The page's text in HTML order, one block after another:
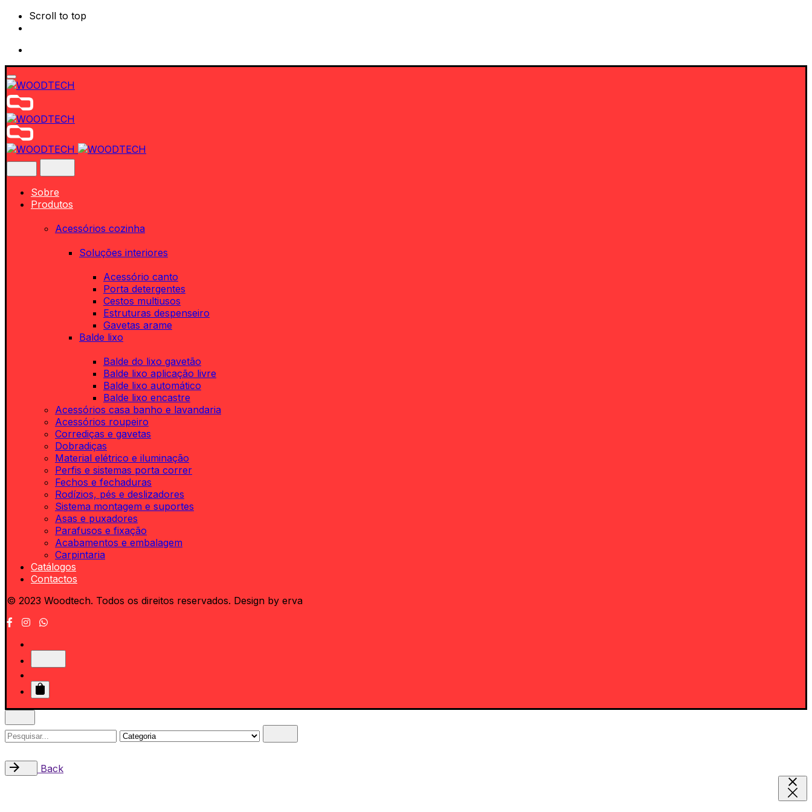
Scroll to top
Skip
to
content
Sobre
Produtos
Acessórios cozinha
Soluções interiores
Acessório canto
Porta detergentes
Cestos multiusos
Estruturas despenseiro
Gavetas arame
Balde lixo
Balde do lixo gavetão
Balde lixo aplicação livre
Balde lixo automático
Balde lixo encastre
Acessórios casa banho e lavandaria
Acessórios roupeiro
Corrediças e gavetas
Dobradiças
Material elétrico e iluminação
Perfis e sistemas porta correr
Fechos e fechaduras
Rodízios, pés e deslizadores
Sistema montagem e suportes
Asas e puxadores
Parafusos e fixação
Acabamentos e embalagem
Carpintaria
Catálogos
Contactos
© 2023 Woodtech. Todos os direitos reservados. Design by erva
0
Search
for
Back